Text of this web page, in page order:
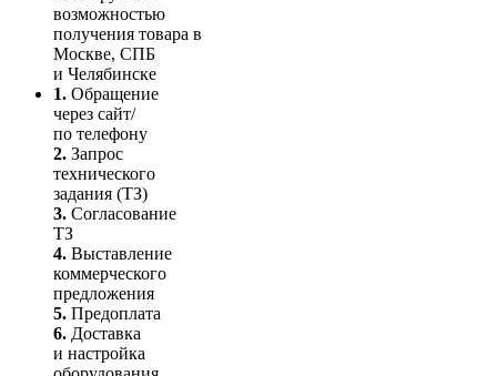
возможностью
получения товара в
Москве, СПБ
и Челябинске
1. Обращение
через сайт/
по телефону
2. Запрос
технического
задания (ТЗ)
3. Согласование
ТЗ
4. Выставление
коммерческого
предложения
5. Предоплата
6. Доставка
и настройка